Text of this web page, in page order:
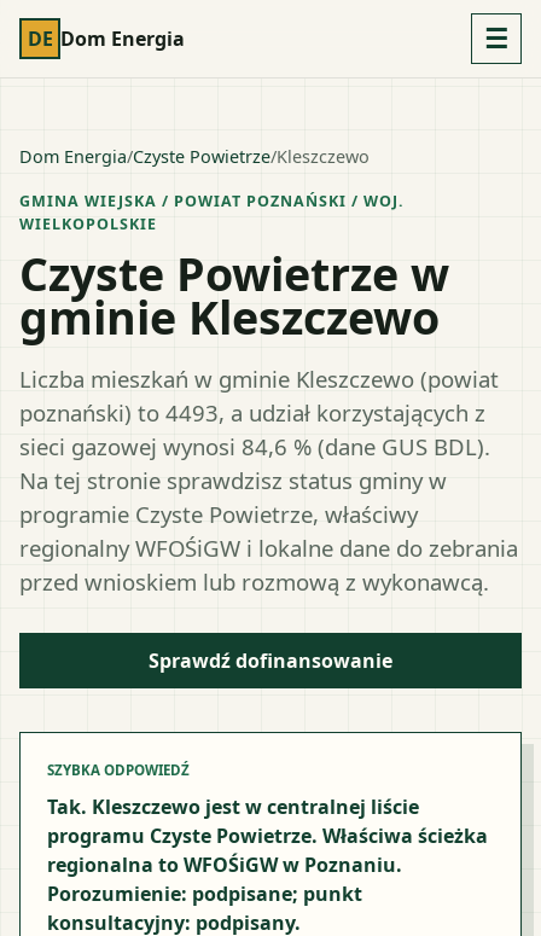
DE Dom Energia ☰
Dom Energia/Czyste Powietrze/Kleszczewo
GMINA WIEJSKA / POWIAT POZNAŃSKI / WOJ.
WIELKOPOLSKIE
Czyste Powietrze w
gminie Kleszczewo
Liczba mieszkań w gminie Kleszczewo (powiat
poznański) to 4493, a udział korzystających z
sieci gazowej wynosi 84,6 % (dane GUS BDL).
Na tej stronie sprawdzisz status gminy w
programie Czyste Powietrze, właściwy
regionalny WFOŚiGW i lokalne dane do zebrania
przed wnioskiem lub rozmową z wykonawcą.
Sprawdź dofinansowanie
SZYBKA ODPOWIEDŹ
Tak. Kleszczewo jest w centralnej liście
programu Czyste Powietrze. Właściwa ścieżka
regionalna to WFOŚiGW w Poznaniu.
Porozumienie: podpisane; punkt
konsultacyjny: podpisany.